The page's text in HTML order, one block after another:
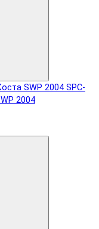
SPC-
2004